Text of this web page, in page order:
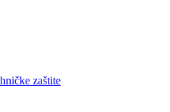
zaštite